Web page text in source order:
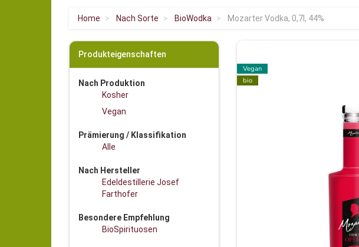
Home Nach Sorte BioWodka Mozarter Vodka, 0,7l, 44%
Produkteigenschaften
Nach Produktion
Kosher
Vegan
Prämierung / Klassifikation
Alle
Nach Hersteller
Edeldestillerie Josef
Farthofer
Besondere Empfehlung
BioSpirituosen
Vegan
bio